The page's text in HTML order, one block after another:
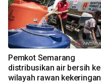
Pemkot Semarang
distribusikan air bersih ke
wilayah rawan kekeringan